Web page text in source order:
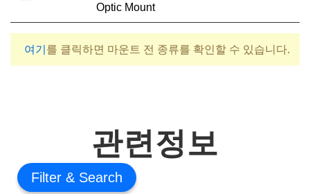
Optic Mount
여기 를 클릭하면 마운트 전 종류를 확인할 수 있습니다.
관련정보
Filter